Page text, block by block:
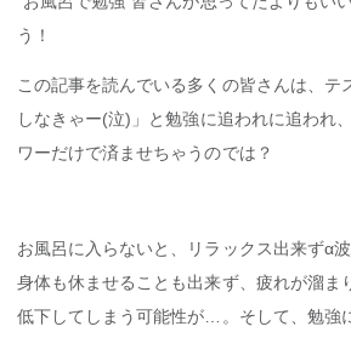
う！
この記事を読んでいる多くの皆さんは、テ
しなきゃー(泣)」と勉強に追われに追われ
ワーだけで済ませちゃうのでは？
お風呂に入らないと、リラックス出来ずα
身体も休ませることも出来ず、疲れが溜ま
低下してしまう可能性が…。そして、勉強